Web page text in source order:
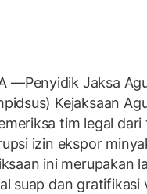
—Penyidik Jaksa
Kejaksaan
tim legal dari
izin ekspor
ini merupakan
suap dan gratifikasi